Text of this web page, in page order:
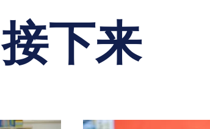
接下来